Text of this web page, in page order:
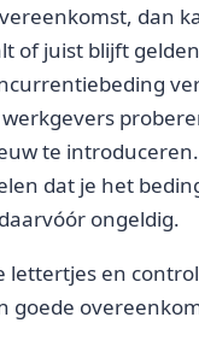
dan
of juist blijft
te
dat je het
ongeldig.
en